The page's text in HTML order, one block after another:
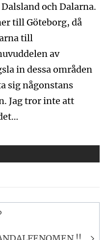
och Dalarna.
till Göteborg, då
till
av
in dessa områden
sig någonstans
Jag tror inte att